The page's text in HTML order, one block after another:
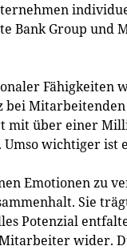
Bank Group und
bei
mit über einer
wichtiger ist
Emotionen zu
Sie
Potenzial
wider.